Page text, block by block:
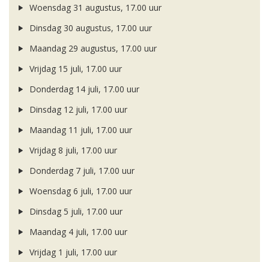
Woensdag 31 augustus, 17.00 uur
Dinsdag 30 augustus, 17.00 uur
Maandag 29 augustus, 17.00 uur
Vrijdag 15 juli, 17.00 uur
Donderdag 14 juli, 17.00 uur
Dinsdag 12 juli, 17.00 uur
Maandag 11 juli, 17.00 uur
Vrijdag 8 juli, 17.00 uur
Donderdag 7 juli, 17.00 uur
Woensdag 6 juli, 17.00 uur
Dinsdag 5 juli, 17.00 uur
Maandag 4 juli, 17.00 uur
Vrijdag 1 juli, 17.00 uur